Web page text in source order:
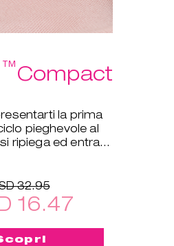
™Compact
la prima
pieghevole al
ripiega ed entra in
32.95
16.47